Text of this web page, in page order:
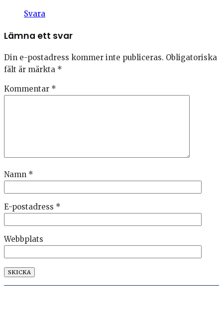
Svara
Lämna ett svar
Din e-postadress kommer inte publiceras. Obligatoriska
fält är märkta *
Kommentar *
Namn *
E-postadress *
Webbplats